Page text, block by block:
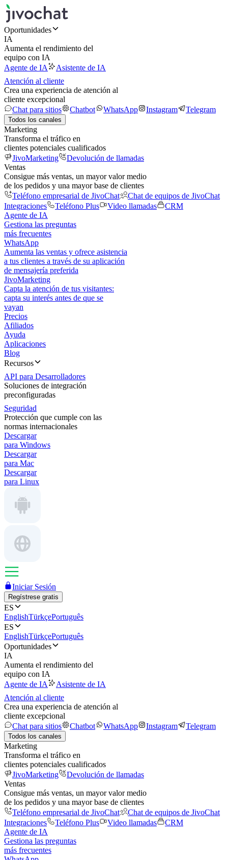
Oportunidades
IA
Aumenta el rendimiento del
equipo con IA
Agente de IA
Asistente de IA
Atención al cliente
Crea una experiencia de atención al
cliente excepcional
Chat para sitios
Chatbot WhatsApp Instagram Telegram
Todos los canales
Marketing
Transforma el tráfico en
clientes potenciales cualificados
JivoMarketing
Devolución de llamadas
Ventas
Consigue más ventas, un mayor valor medio
de los pedidos y una mayor base de clientes
Teléfono empresarial de JivoChat
Chat de equipos de JivoChat
Integraciones
Teléfono Plus Video llamadas
CRM
Agente de IA
Gestiona las preguntas
más frecuentes
WhatsApp
Aumenta las ventas y ofrece asistencia
a tus clientes a través de su aplicación
de mensajería preferida
JivoMarketing
Capta la atención de tus visitantes:
capta su interés antes de que se
vayan
Precios
Afiliados
Ayuda
Aplicaciones
Blog
Recursos
API para Desarrolladores
Soluciones de integración
preconfiguradas
Seguridad
Protección que cumple con las
normas internacionales
Descargar
para Windows
Descargar
para Mac
Descargar
para Linux
Iniciar Sesión
Regístrese gratis
ES
EnglishTürkçePortuguês
ES
EnglishTürkçePortuguês
Oportunidades
IA
Aumenta el rendimiento del
equipo con IA
Agente de IA
Asistente de IA
Atención al cliente
Crea una experiencia de atención al
cliente excepcional
Chat para sitios
Chatbot WhatsApp Instagram Telegram
Todos los canales
Marketing
Transforma el tráfico en
clientes potenciales cualificados
JivoMarketing
Devolución de llamadas
Ventas
Consigue más ventas, un mayor valor medio
de los pedidos y una mayor base de clientes
Teléfono empresarial de JivoChat
Chat de equipos de JivoChat
Integraciones
Teléfono Plus Video llamadas
CRM
Agente de IA
Gestiona las preguntas
más frecuentes